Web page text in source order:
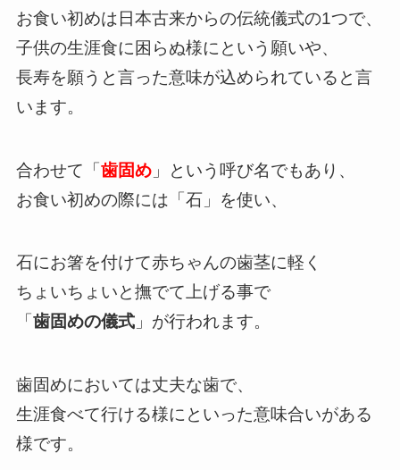
お食い初めは日本古来からの伝統儀式の1つで、
子供の生涯食に困らぬ様にという願いや、
長寿を願うと言った意味が込められていると言
います。
合わせて「歯固め」という呼び名でもあり、
お食い初めの際には「石」を使い、
石にお箸を付けて赤ちゃんの歯茎に軽く
ちょいちょいと撫でて上げる事で
「 歯固めの儀式」が行われます。
歯固めにおいては丈夫な歯で、
生涯食べて行ける様にといった意味合いがある
様です。